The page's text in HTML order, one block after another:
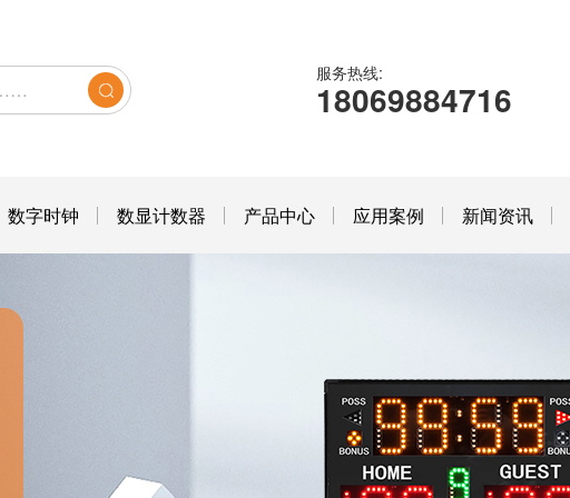
服务热线:
18069884716
数字时钟 数显计数器 产品中心 应用案例 新闻资讯